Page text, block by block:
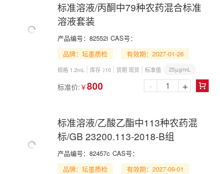
标准溶液/丙酮中79种农药混合标准
溶液套装
产品编号： 82552i CAS号：
品牌：坛墨质检
有效期：2027-01-26
规格 1.2mL 库存 ≥10 货期 现货 标准值 25μg/mL
标准价: ￥800 
- +
标准溶液/乙酸乙酯中113种农药混
标/GB 23200.113-2018-B组
产品编号： 82457c CAS号：
品牌：坛墨质检
有效期：2027-09-01